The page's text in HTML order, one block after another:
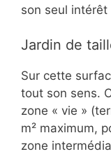
son seul
Jardin de
Sur cette
tout son sens.
zone « vie »
m² maximum,
zone